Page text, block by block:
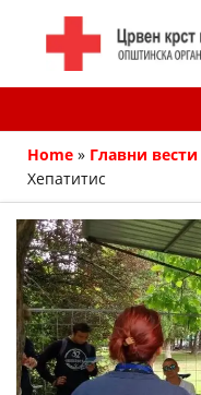
Home » Главни вести
Хепатитис